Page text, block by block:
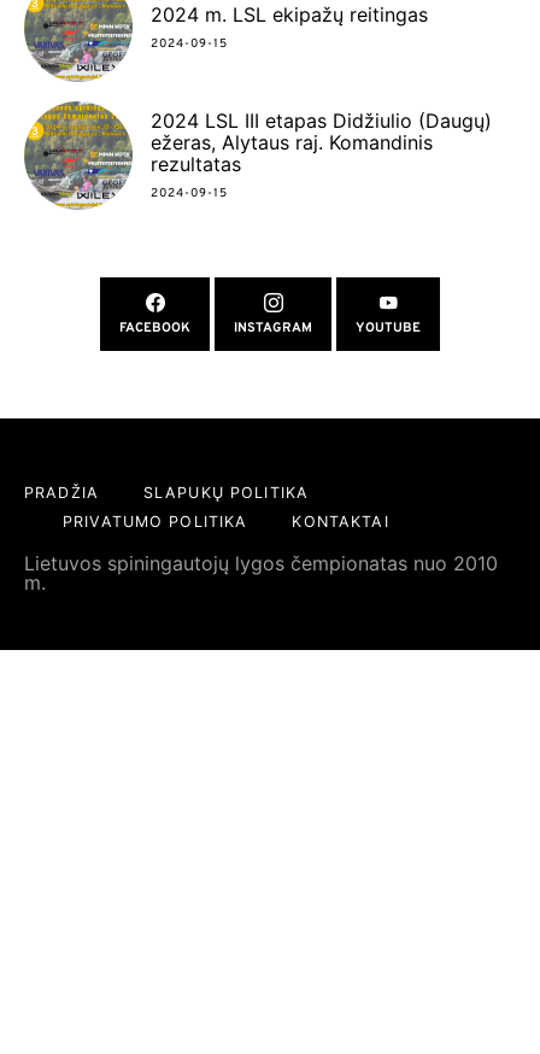
2024 m. LSL ekipažų reitingas
2024-09-15
2024 LSL III etapas Didžiulio (Daugų)
ežeras, Alytaus raj. Komandinis
rezultatas
2024-09-15
FACEBOOK INSTAGRAM YOUTUBE
PRADŽIA
SLAPUKŲ POLITIKA
PRIVATUMO POLITIKA
KONTAKTAI
Lietuvos spiningautojų lygos čempionatas nuo 2010
m.